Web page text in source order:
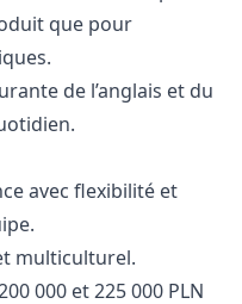
que pour
de l’anglais et du
avec flexibilité et
multiculturel.
000 et 225 000 PLN